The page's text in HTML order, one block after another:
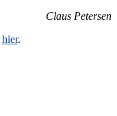
Claus Petersen
hier.